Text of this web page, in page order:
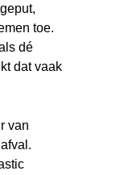
toe.
dé
dat vaak
van